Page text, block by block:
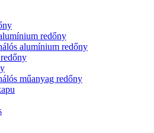
redőny
alumínium redőny
műanyag redőny